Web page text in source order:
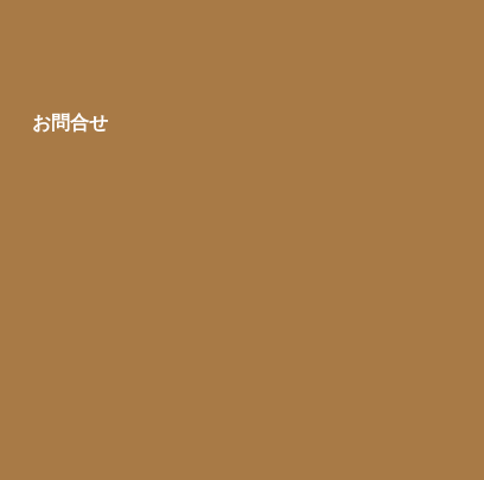
お問合せ